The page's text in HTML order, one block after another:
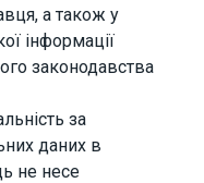
а також у
інформації
законодавства
за
даних в
не несе